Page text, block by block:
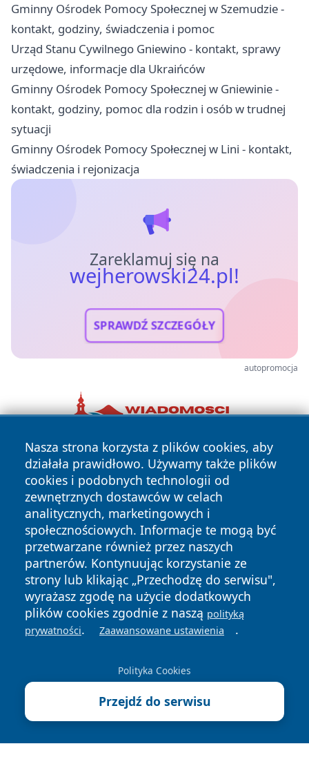
Gminny Ośrodek Pomocy Społecznej w Szemudzie -
kontakt, godziny, świadczenia i pomoc
Urząd Stanu Cywilnego Gniewino - kontakt, sprawy
urzędowe, informacje dla Ukraińców
Gminny Ośrodek Pomocy Społecznej w Gniewinie -
kontakt, godziny, pomoc dla rodzin i osób w trudnej
sytuacji
Gminny Ośrodek Pomocy Społecznej w Lini - kontakt,
świadczenia i rejonizacja
Zareklamuj się na
wejherowski24.pl!
SPRAWDŹ SZCZEGÓŁY
autopromocja
Nasza strona korzysta z plików cookies, aby
działała prawidłowo. Używamy także plików
cookies i podobnych technologii od
zewnętrznych dostawców w celach
analitycznych, marketingowych i
społecznościowych. Informacje te mogą być
przetwarzane również przez naszych
partnerów. Kontynuując korzystanie ze
strony lub klikając „Przechodzę do serwisu",
wyrażasz zgodę na użycie dodatkowych
plików cookies zgodnie z naszą polityką
prywatności. Zaawansowane ustawienia .
Polityka Cookies
Przejdź do serwisu
Copyright © 2026 wejherowski24.pl Wszystkie prawa
zastrzeżone.
News Autorzy
Polityka
Prywatności
Polityka
Cookies